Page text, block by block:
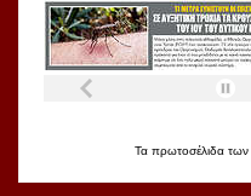
Τα πρωτοσέλιδα των